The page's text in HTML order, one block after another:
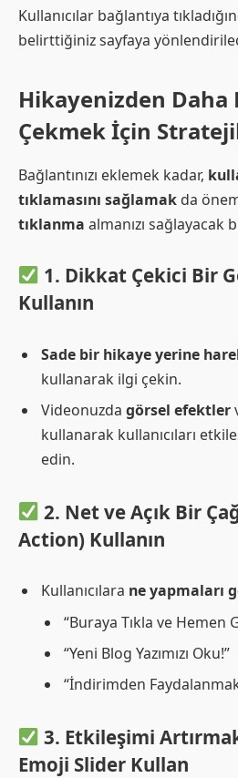
Kullanıcılar bağlantıya
belirttiğiniz sayfaya
Hikayenizden Daha
Çekmek İçin
Bağlantınızı eklemek kadar,
tıklamasını sağlamak da
tıklanma almanızı sağlayacak
1. Dikkat Çekici Bir
Kullanın
Sade bir hikaye yerine
kullanarak ilgi çekin.
Videonuzda görsel efektler
kullanarak kullanıcıları
edin.
2. Net ve Açık Bir
Action) Kullanın
Kullanıcılara ne yapmaları
“Buraya Tıkla ve Hemen
“Yeni Blog Yazımızı Oku!”
“İndirimden
3. Etkileşimi
Emoji Slider Kullan